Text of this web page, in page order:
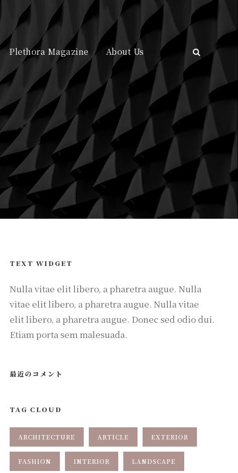
Plethora Magazine About Us
TEXT WIDGET
Nulla vitae elit libero, a pharetra augue. Nulla
vitae elit libero, a pharetra augue. Nulla vitae
elit libero, a pharetra augue. Donec sed odio dui.
Etiam porta sem malesuada.
最近のコメント
TAG CLOUD
ARCHITECTURE ARTICLE EXTERIOR
FASHION INTERIOR LANDSCAPE